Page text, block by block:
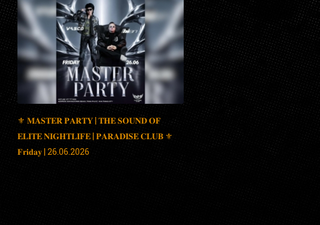
⚜️ 𝐌𝐀𝐒𝐓𝐄𝐑 𝐏𝐀𝐑𝐓𝐘 | 𝐓𝐇𝐄 𝐒𝐎𝐔𝐍𝐃 𝐎𝐅
𝐄𝐋𝐈𝐓𝐄 𝐍𝐈𝐆𝐇𝐓𝐋𝐈𝐅𝐄 | 𝐏𝐀𝐑𝐀𝐃𝐈𝐒𝐄 𝐂𝐋𝐔𝐁 ⚜️
𝐅𝐫𝐢𝐝𝐚𝐲 | 26.06.2026